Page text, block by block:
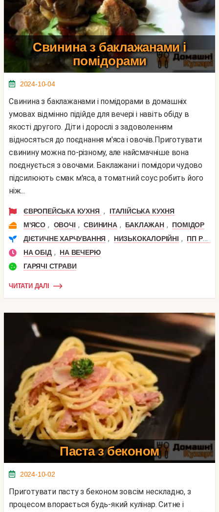
Свинина з баклажанами і
помідорами
2024-10-04
Свинина з баклажанами і помідорами в домашніх
умовах відмінно підійде для вечері і навіть обіду в
якості другого. Діти і дорослі з задоволенням
відносяться до поєднання м'яса і овочів.Приготувати
свинину можна по-різному, але найсмачніше вона
поєднується з овочами. Баклажани і помідори чудово
підсилюють смак м'яса, а томатний соус робить його
ніж...
ЄВРОПЕЙСЬКА КУХНЯ ,
ІТАЛІЙСЬКА КУХНЯ
М'ЯСО , ОВОЧІ , СВИНИНА , БАКЛАЖАН ,
ПОМІДОР
ДІЄТИЧНЕ ХАРЧУВАННЯ , НИЗЬКОКАЛОРІЙНІ ,
ПП РЕЦЕПТИ
НА ОБІД ,
НА ВЕЧЕРЮ
ГАРЯЧІ СТРАВИ
ЧИТАТИ ДАЛІ
Паста з беконом
2024-10-02
Приготувати пасту з беконом зовсім нескладно, з
процесом впорається будь-який кулінар. Ситне і